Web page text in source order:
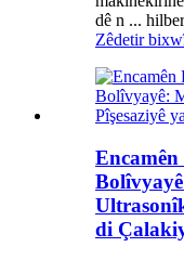
dê n ...
Zêdetir
di